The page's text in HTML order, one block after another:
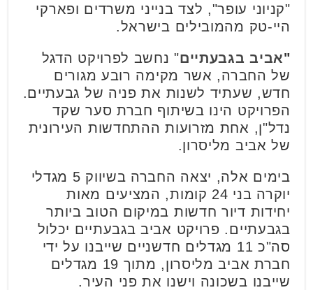
"קניוני עופר", לצד בנייני משרדים ופארקי
היי-טק מהמובילים בישראל.
"אביב בגבעתיים" נחשב לפרויקט הדגל
של החברה, אשר מקימה רובע מגורים
חדש, שעתיד לשנות את פניה של גבעתיים.
הפרויקט הינו בשיתוף חברת סער שקד
נדל"ן, אחת מזרועות ההתחדשות העירונית
של אביב מליסרון.
בימים אלה, יצאה החברה בשיווק 5 מגדלי
יוקרה בני 24 קומות, המציעים מאות
יחידות דיור חדשות במיקום הטוב ביותר
בגבעתיים. פרויקט אביב בגבעתיים יכלול
סה"כ 11 מגדלים חדשניים שייבנו על ידי
חברת אביב מליסרון, מתוך 19 מגדלים
שייבנו בשכונה וישנו את פני העיר.